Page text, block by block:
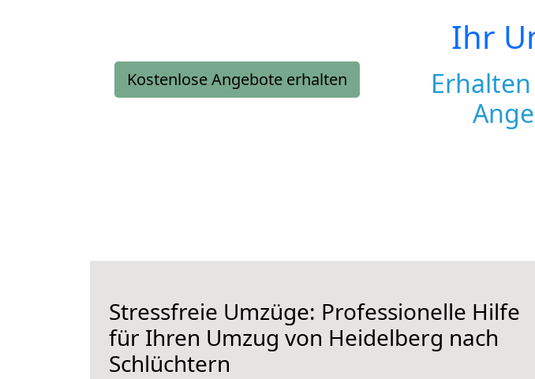
Kostenlose Angebote erhalten
Ihr
Stressfreie Umzüge: Professionelle Hilfe
für Ihren Umzug von Heidelberg nach
Schlüchtern